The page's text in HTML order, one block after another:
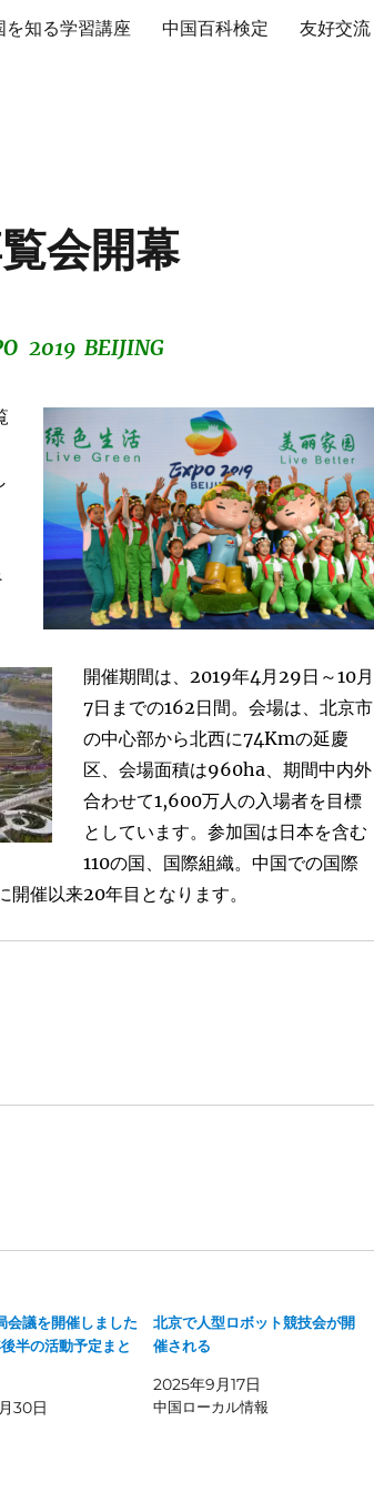
を知る学習講座 中国百科検定 友好交流
会開幕
2019 BEIJING
開催期間は、2019年4月29日～10月
7日までの162日間。会場は、北京市
の中心部から北西に74Kmの延慶
区、会場面積は960ha、期間中内外
合わせて1,600万人の入場者を目標
としています。参加国は日本を含む
110の国、国際組織。中国での国際
催以来20年目となります。
会議を開催しました
半の活動予定まと
30日
北京で人型ロボット競技会が開
催される
2025年9月17日
中国ローカル情報